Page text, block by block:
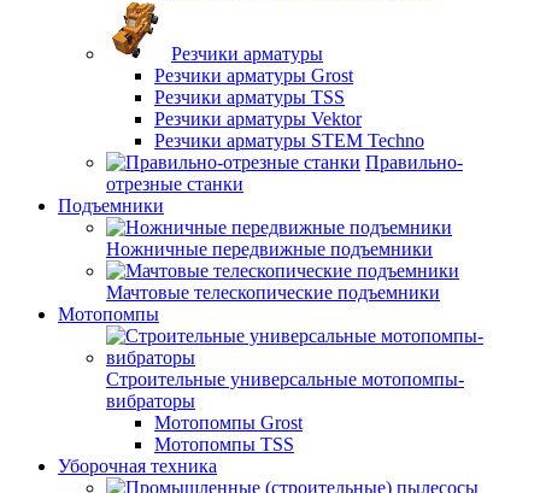
Резчики арматуры
Резчики арматуры Grost
Резчики арматуры TSS
Резчики арматуры Vektor
Резчики арматуры STEM Techno
Правильно-
отрезные станки
Подъемники
Ножничные передвижные подъемники
Мачтовые телескопические подъемники
Мотопомпы
Строительные универсальные мотопомпы-
вибраторы
Мотопомпы Grost
Мотопомпы TSS
Уборочная техника